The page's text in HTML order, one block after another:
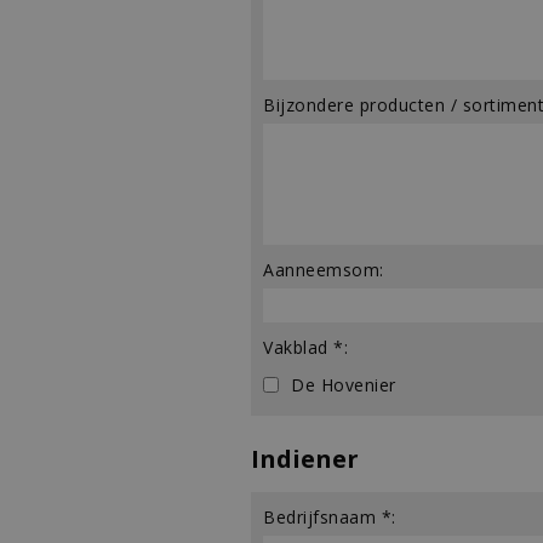
Bijzondere producten /
Aanneemsom:
Vakblad *:
De Hovenier
Indiener
Bedrijfsnaam *: